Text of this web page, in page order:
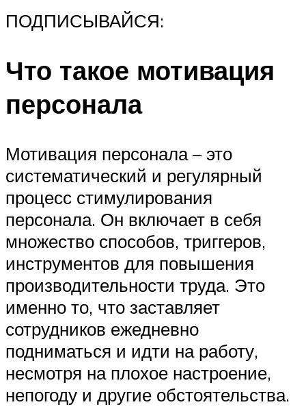
ПОДПИСЫВАЙСЯ:
Что такое мотивация
персонала
Мотивация персонала – это
систематический и регулярный
процесс стимулирования
персонала. Он включает в себя
множество способов, триггеров,
инструментов для повышения
производительности труда. Это
именно то, что заставляет
сотрудников ежедневно
подниматься и идти на работу,
несмотря на плохое настроение,
непогоду и другие обстоятельства.